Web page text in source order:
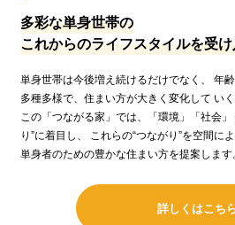
多彩な単身世帯の
これからのライフスタイルを受
単身世帯は今後増え続けるだけでなく、 年
多種多様で、住まい方が大きく変化して い
この「つながる家」では、「環境」「社会
り”に着目し、 これらの“つながり”を空間に
単身者のための豊かな住まい方を提案します。
詳しくはこち